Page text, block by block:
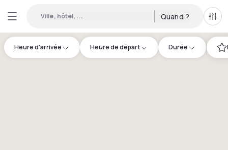
Ville, hôtel, ... Quand ?
Heure d'arrivée Heure de départ Durée